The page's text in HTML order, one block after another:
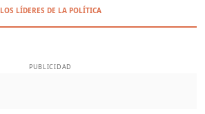
LOS LÍDERES DE LA POLÍTICA
PUBLICIDAD